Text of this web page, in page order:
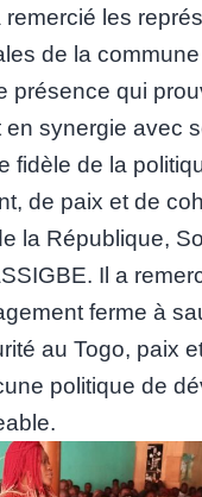
remercié les
de la
présence qui
en synergie avec
fidèle de la
de paix et de
la République,
Il a
ferme à
au Togo, paix
politique de